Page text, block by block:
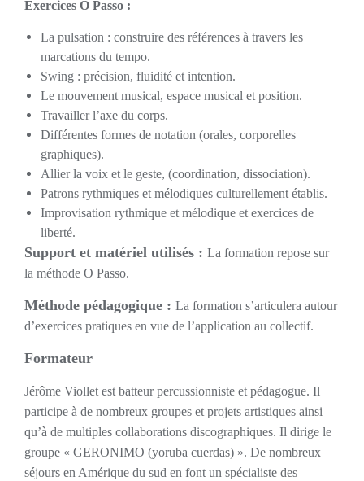
Exercices O Passo :
La pulsation : construire des références à travers les
marcations du tempo.
Swing : précision, fluidité et intention.
Le mouvement musical, espace musical et position.
Travailler l’axe du corps.
Différentes formes de notation (orales, corporelles
graphiques).
Allier la voix et le geste, (coordination, dissociation).
Patrons rythmiques et mélodiques culturellement établis.
Improvisation rythmique et mélodique et exercices de
liberté.
Support et matériel utilisés : La formation repose sur
la méthode O Passo.
Méthode pédagogique : La formation s’articulera autour
d’exercices pratiques en vue de l’application au collectif.
Formateur
Jérôme Viollet est batteur percussionniste et pédagogue. Il
participe à de nombreux groupes et projets artistiques ainsi
qu’à de multiples collaborations discographiques. Il dirige le
groupe « GERONIMO (yoruba cuerdas) ». De nombreux
séjours en Amérique du sud en font un spécialiste des